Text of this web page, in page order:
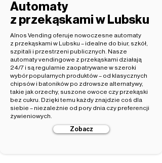
Automaty
z przekąskami w Lubsku
Alnos Vending oferuje nowoczesne automaty
z przekąskami w Lubsku – idealne do biur, szkół,
szpitali i przestrzeni publicznych. Nasze
automaty vendingowe z przekąskami działają
24/7 i są regularnie zaopatrywane w szeroki
wybór popularnych produktów – od klasycznych
chipsów i batoników po zdrowsze alternatywy,
takie jak orzechy, suszone owoce czy przekąski
bez cukru. Dzięki temu każdy znajdzie coś dla
siebie – niezależnie od pory dnia czy preferencji
żywieniowych.
Zobacz